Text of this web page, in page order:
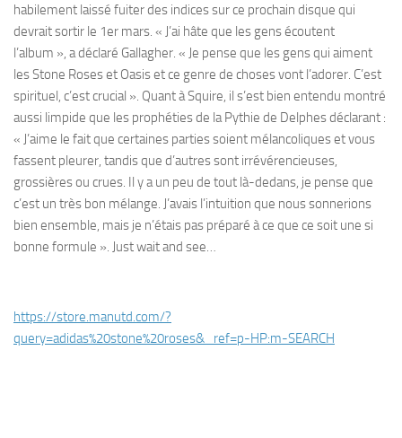
habilement laissé fuiter des indices sur ce prochain disque qui
devrait sortir le 1er mars. « J’ai hâte que les gens écoutent
l’album », a déclaré Gallagher. « Je pense que les gens qui aiment
les Stone Roses et Oasis et ce genre de choses vont l’adorer. C’est
spirituel, c’est crucial ». Quant à Squire, il s’est bien entendu montré
aussi limpide que les prophéties de la Pythie de Delphes déclarant :
« J’aime le fait que certaines parties soient mélancoliques et vous
fassent pleurer, tandis que d’autres sont irrévérencieuses,
grossières ou crues. Il y a un peu de tout là-dedans, je pense que
c’est un très bon mélange. J’avais l’intuition que nous sonnerions
bien ensemble, mais je n’étais pas préparé à ce que ce soit une si
bonne formule ». Just wait and see…
https://store.manutd.com/?
query=adidas%20stone%20roses&_ref=p-HP:m-SEARCH